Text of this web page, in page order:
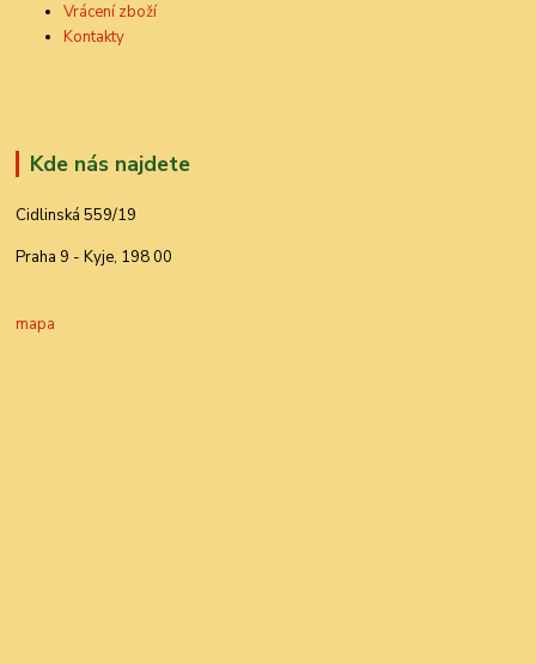
Vrácení zboží
Kontakty
Kde nás najdete
Cidlinská 559/19
Praha 9 - Kyje, 198 00
mapa